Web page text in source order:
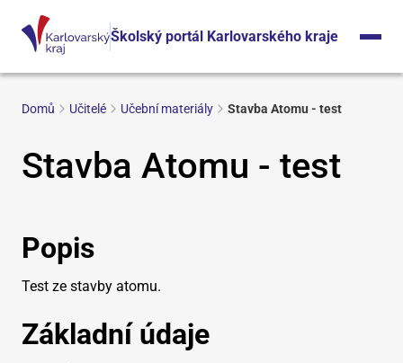
Školský portál Karlovarského kraje
Domů Učitelé Učební materiály Stavba Atomu - test
Stavba Atomu - test
Popis
Test ze stavby atomu.
Základní údaje